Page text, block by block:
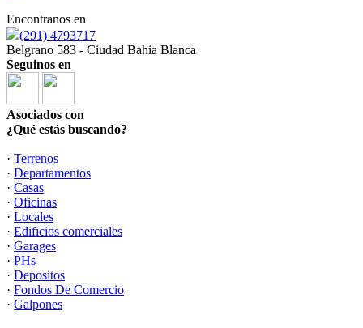
Encontranos en
(291) 4793717
Belgrano 583 - Ciudad Bahia Blanca
Seguinos en
Asociados con
¿Qué estás buscando?
· Terrenos
· Departamentos
· Casas
· Oficinas
· Locales
· Edificios comerciales
· Garages
· PHs
· Depositos
· Fondos De Comercio
· Galpones